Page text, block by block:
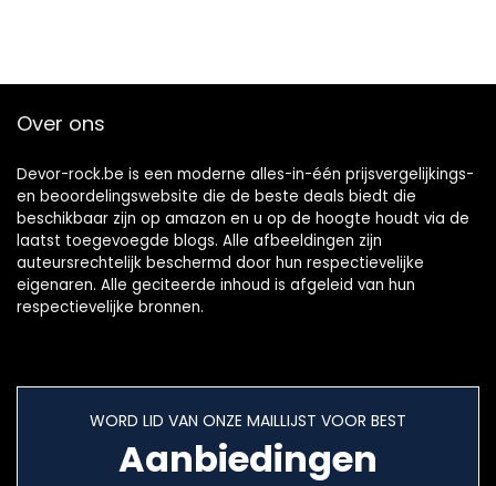
Over ons
Devor-rock.be is een moderne alles-in-één prijsvergelijkings-
en beoordelingswebsite die de beste deals biedt die
beschikbaar zijn op amazon en u op de hoogte houdt via de
laatst toegevoegde blogs. Alle afbeeldingen zijn
auteursrechtelijk beschermd door hun respectievelijke
eigenaren. Alle geciteerde inhoud is afgeleid van hun
respectievelijke bronnen.
WORD LID VAN ONZE MAILLIJST VOOR BEST
Aanbiedingen